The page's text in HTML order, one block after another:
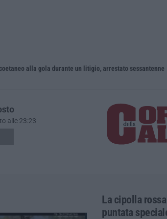
alla gola durante un litigio, arrestato sessantenne
alle 23:23
La cipolla
puntata